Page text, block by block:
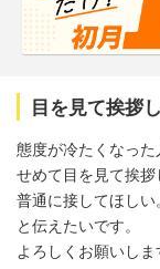
目を見て挨拶
態度が冷たくなった
せめて目を見て挨拶
普通に接してほしい。
と伝えたいです。
よろしくお願いしま